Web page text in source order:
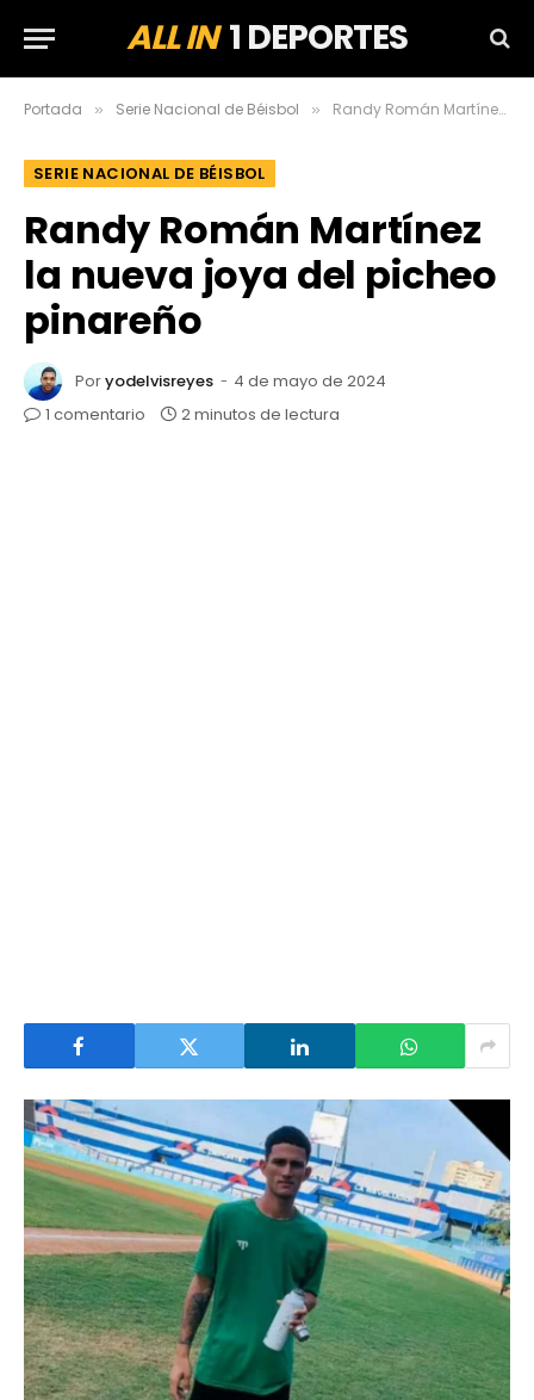
ALL IN1 DEPORTES
Portada » Serie Nacional de Béisbol » Randy Román Martínez la nueva joya del picheo pinareño
SERIE NACIONAL DE BÉISBOL
Randy Román Martínez
la nueva joya del picheo
pinareño
Poryodelvisreyes
4 de mayo de 2024
1 comentario
2 minutos de lectura